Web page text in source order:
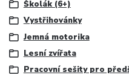
Školák (6+)
Vystřihovánky
Jemná motorika
Lesní zvířata
Pracovní sešity pro